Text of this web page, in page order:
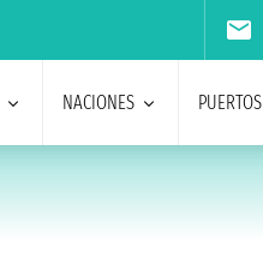
NACIONES PUERTOS